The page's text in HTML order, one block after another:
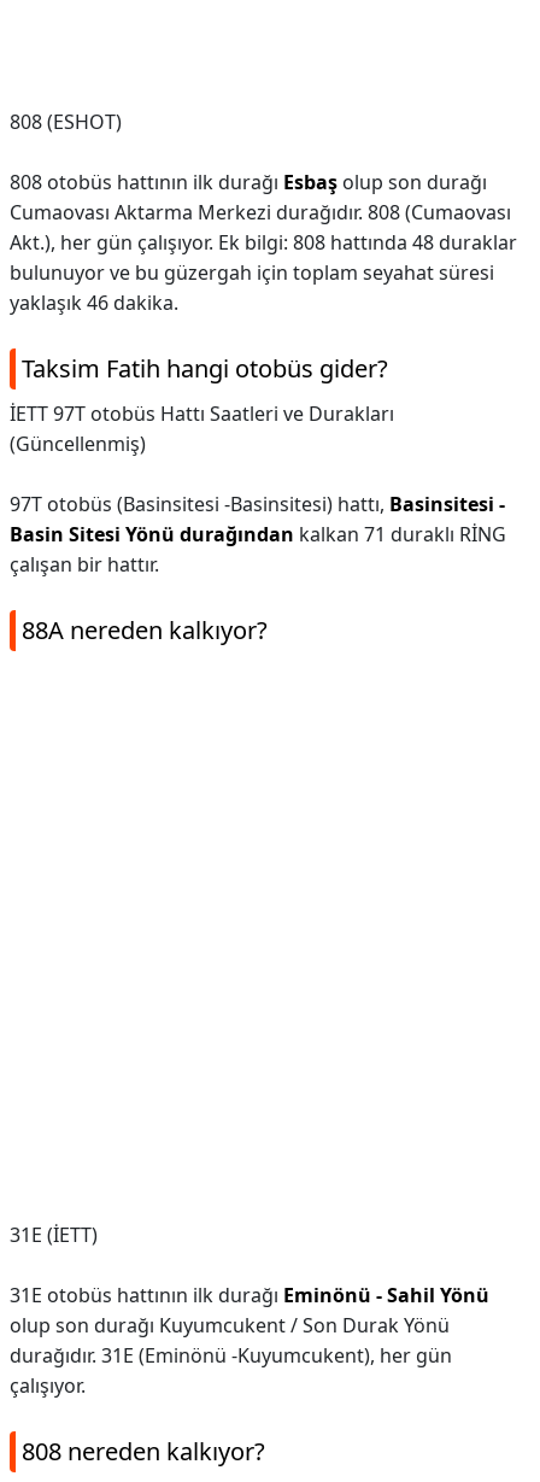
808 (ESHOT)
808 otobüs hattının ilk durağı Esbaş olup son durağı
Cumaovası Aktarma Merkezi durağıdır. 808 (Cumaovası
Akt.), her gün çalışıyor. Ek bilgi: 808 hattında 48 duraklar
bulunuyor ve bu güzergah için toplam seyahat süresi
yaklaşık 46 dakika.
Taksim Fatih hangi otobüs gider?
İETT 97T otobüs Hattı Saatleri ve Durakları
(Güncellenmiş)
97T otobüs (Basinsitesi -Basinsitesi) hattı, Basinsitesi -
Basin Sitesi Yönü durağından kalkan 71 duraklı RİNG
çalışan bir hattır.
88A nereden kalkıyor?
31E (İETT)
31E otobüs hattının ilk durağı Eminönü - Sahil Yönü
olup son durağı Kuyumcukent / Son Durak Yönü
durağıdır. 31E (Eminönü -Kuyumcukent), her gün
çalışıyor.
808 nereden kalkıyor?